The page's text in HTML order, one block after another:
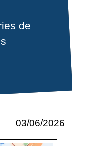
de
03/06/2026